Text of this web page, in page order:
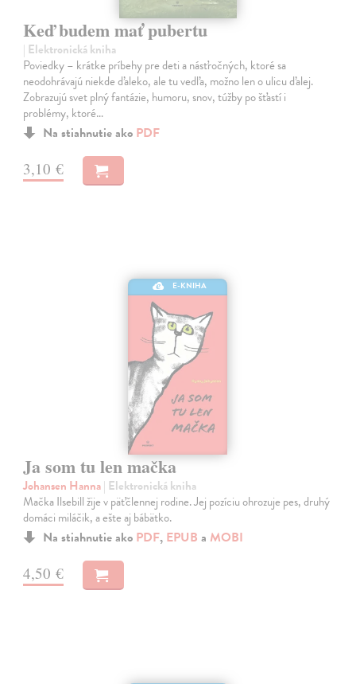
Keď budem mať pubertu
| Elektronická kniha
Poviedky – krátke príbehy pre deti a násťročných, ktoré sa
neodohrávajú niekde ďaleko, ale tu vedľa, možno len o ulicu ďalej.
Zobrazujú svet plný fantázie, humoru, snov, túžby po šťastí i
problémy, ktoré…
Na stiahnutie ako PDF
3,10 €
E-KNIHA
Ja som tu len mačka
Johansen Hanna| Elektronická kniha
Mačka Ilsebill žije v päťčlennej rodine. Jej pozíciu ohrozuje pes, druhý
domáci miláčik, a ešte aj bábätko.
Na stiahnutie ako PDF, EPUB a MOBI
4,50 €